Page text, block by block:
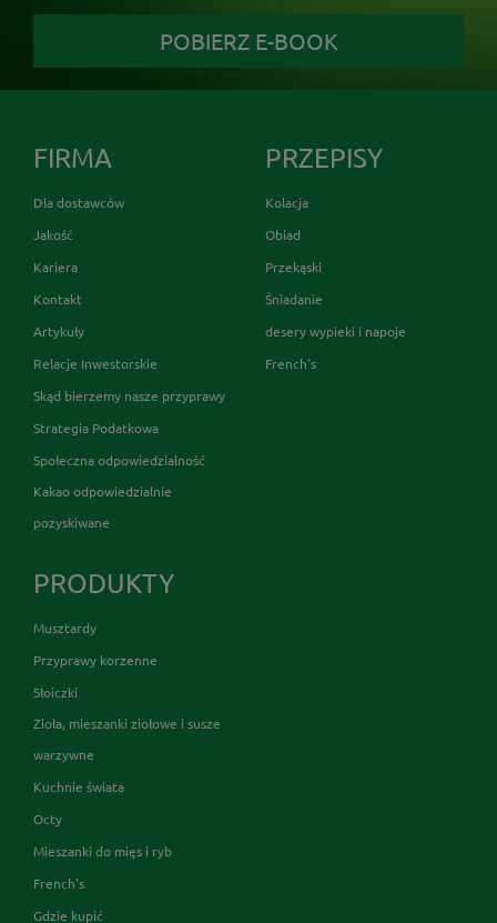
POBIERZ E-BOOK
FIRMA
Dla dostawców
Jakość
Kariera
Kontakt
Artykuły
Relacje Inwestorskie
Skąd bierzemy nasze przyprawy
Strategia Podatkowa
Społeczna odpowiedzialność
Kakao odpowiedzialnie
pozyskiwane
PRZEPISY
Kolacja
Obiad
Przekąski
Śniadanie
desery wypieki i napoje
French's
PRODUKTY
Musztardy
Przyprawy korzenne
Słoiczki
Zioła, mieszanki ziołowe i susze
warzywne
Kuchnie świata
Octy
Mieszanki do mięs i ryb
French's
Gdzie kupić